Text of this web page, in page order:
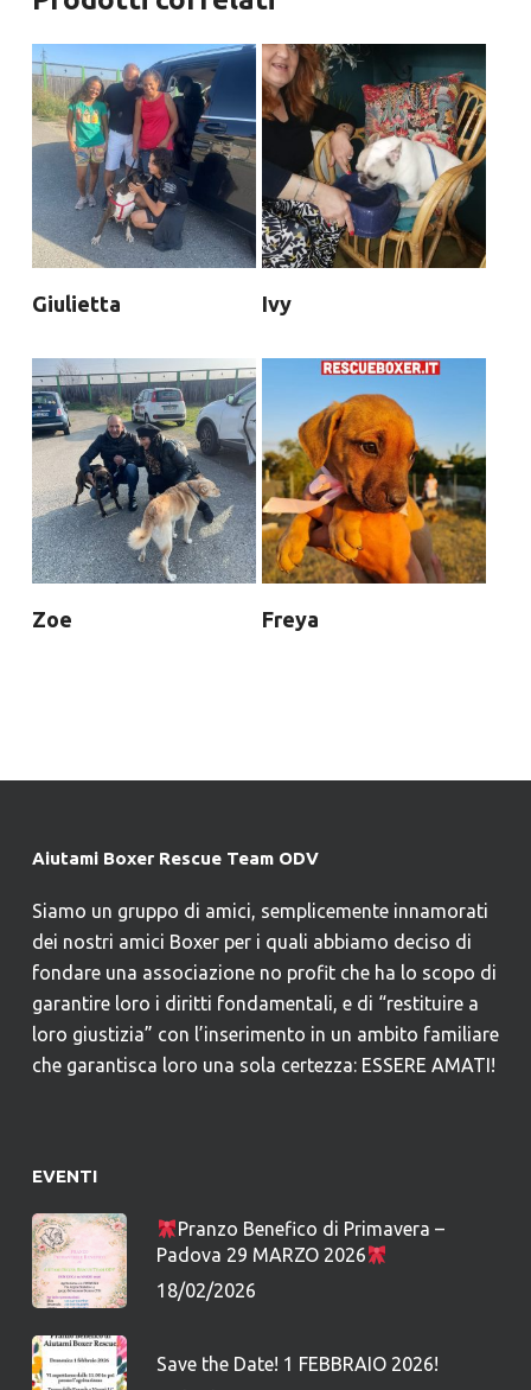
Giulietta Ivy
Zoe Freya
Aiutami Boxer Rescue Team ODV
Siamo un gruppo di amici, semplicemente innamorati
dei nostri amici Boxer per i quali abbiamo deciso di
fondare una associazione no profit che ha lo scopo di
garantire loro i diritti fondamentali, e di “restituire a
loro giustizia” con l’inserimento in un ambito familiare
che garantisca loro una sola certezza: ESSERE AMATI!
EVENTI
Pranzo Benefico di Primavera –
Padova 29 MARZO 2026
18/02/2026
Save the Date! 1 FEBBRAIO 2026!